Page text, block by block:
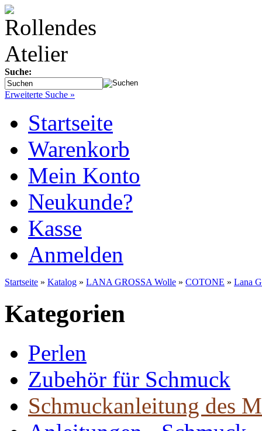
Suche:
Erweiterte Suche »
Startseite
Warenkorb
Mein Konto
Neukunde?
Kasse
Anmelden
Startseite » Katalog » LANA GROSSA Wolle » COTONE » Lana
Kategorien
Perlen
Zubehör für Schmuck
Schmuckanleitung des